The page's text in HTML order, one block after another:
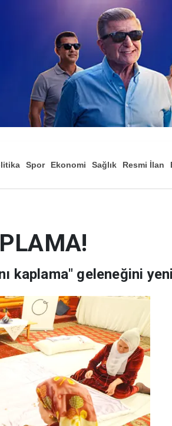
Spor Ekonomi Sağlık Resmi İlan
kaplama" geleneğini